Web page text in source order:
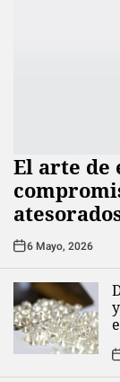
El arte de
6 Mayo, 2026